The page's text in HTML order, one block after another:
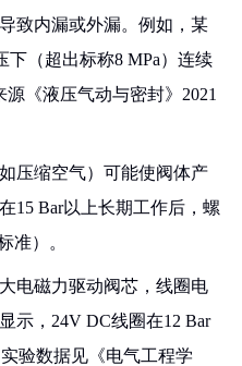
致内漏或外漏。例如，某
下（超出标称8 MPa）连续
《液压气动与密封》2021
压缩空气）可能使阀体产
15 Bar以上长期工作后，螺
准）。
电磁力驱动阀芯，线圈电
示，24V DC线圈在12 Bar
验数据见《电气工程学